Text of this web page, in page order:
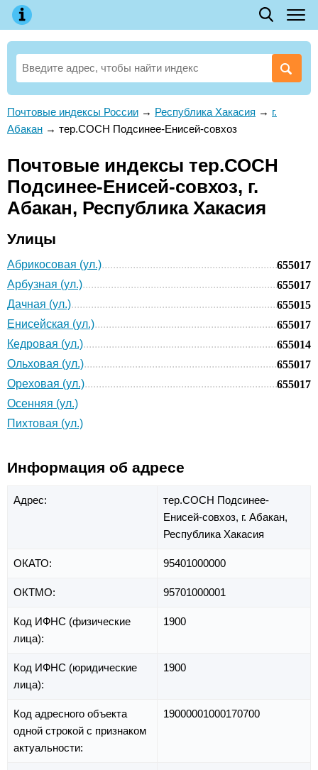
Почтовые индексы России → Республика Хакасия → г.
Абакан → тер.СОСН Подсинее-Енисей-совхоз
Почтовые индексы тер.СОСН
Подсинее-Енисей-совхоз, г.
Абакан, Республика Хакасия
Улицы
Абрикосовая (ул.)
655017
Арбузная (ул.)
655017
Дачная (ул.)
655015
Енисейская (ул.)
655017
Кедровая (ул.)
655014
Ольховая (ул.)
655017
Ореховая (ул.)
655017
Осенняя (ул.)
Пихтовая (ул.)
Информация об адресе
Адрес:
тер.СОСН Подсинее-
Енисей-совхоз, г. Абакан,
Республика Хакасия
ОКАТО: 95401000000
ОКТМО: 95701000001
Код ИФНС (физические
лица):
1900
Код ИФНС (юридические
лица):
1900
Код адресного объекта
одной строкой с признаком
актуальности:
19000001000170700